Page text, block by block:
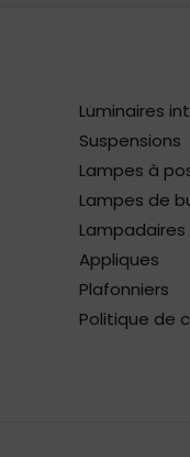
Luminaires
Suspensions
Lampes à
Lampes de
Lampadaires
Appliques
Plafonniers
Politique de